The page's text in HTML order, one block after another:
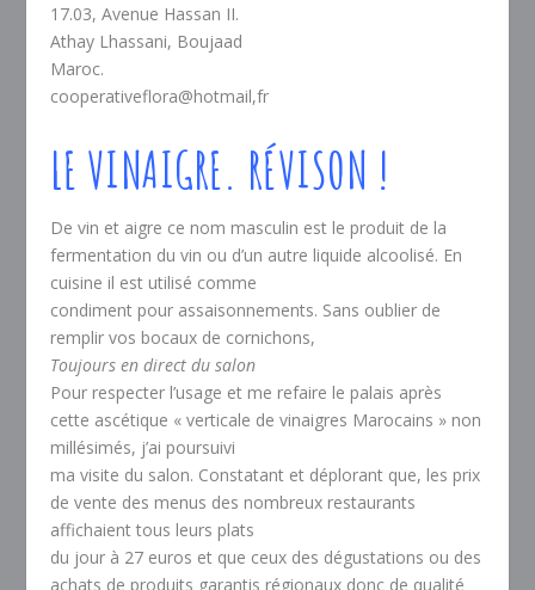
17.03, Avenue Hassan II.
Athay Lhassani, Boujaad
Maroc.
cooperativeflora@hotmail,fr
LE VINAIGRE. RÉVISON !
De vin et aigre ce nom masculin est le produit de la
fermentation du vin ou d’un autre liquide alcoolisé. En
cuisine il est utilisé comme
condiment pour assaisonnements. Sans oublier de
remplir vos bocaux de cornichons,
Toujours en direct du salon
Pour respecter l’usage et me refaire le palais après
cette ascétique « verticale de vinaigres Marocains » non
millésimés, j’ai poursuivi
ma visite du salon. Constatant et déplorant que, les prix
de vente des menus des nombreux restaurants
affichaient tous leurs plats
du jour à 27 euros et que ceux des dégustations ou des
achats de produits garantis régionaux donc de qualité